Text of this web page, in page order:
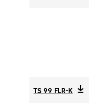
TS 99 FLR-K